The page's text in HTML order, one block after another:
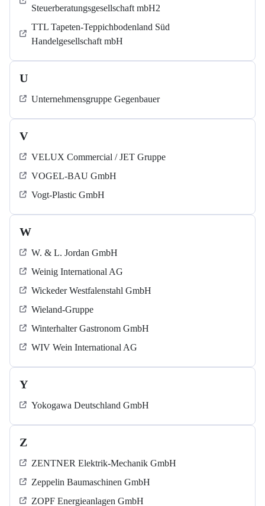
Steuerberatungsgesellschaft mbH2
TTL Tapeten-Teppichbodenland Süd
Handelgesellschaft mbH
U
Unternehmensgruppe Gegenbauer
V
VELUX Commercial / JET Gruppe
VOGEL-BAU GmbH
Vogt-Plastic GmbH
W
W. & L. Jordan GmbH
Weinig International AG
Wickeder Westfalenstahl GmbH
Wieland-Gruppe
Winterhalter Gastronom GmbH
WIV Wein International AG
Y
Yokogawa Deutschland GmbH
Z
ZENTNER Elektrik-Mechanik GmbH
Zeppelin Baumaschinen GmbH
ZOPF Energieanlagen GmbH